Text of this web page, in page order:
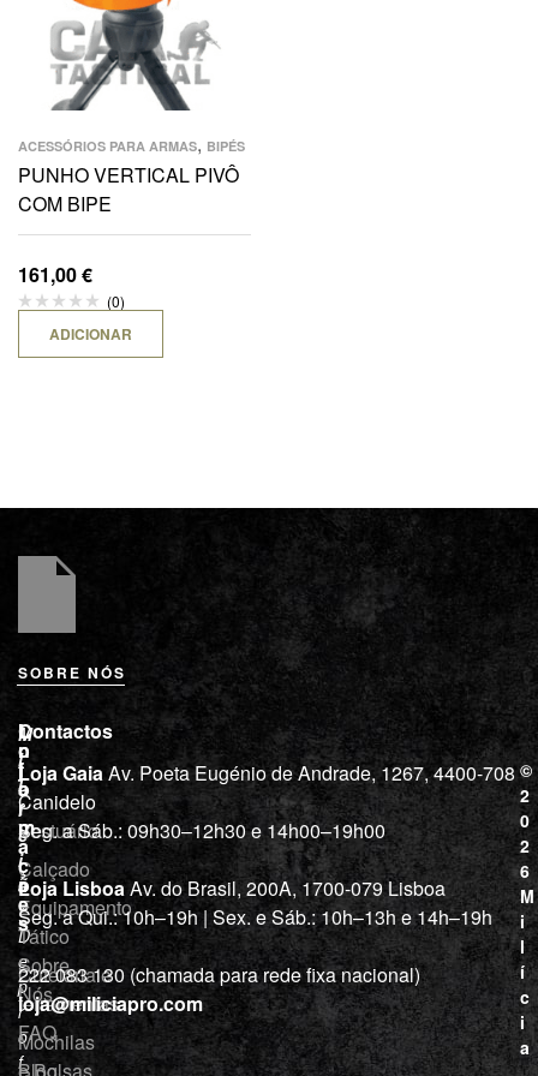
ACESSÓRIOS PARA ARMAS, BIPÉS
PUNHO VERTICAL PIVÔ
COM BIPE
161,00€
(0)
ADICIONAR
SOBRE NÓS
M
i
l
í
c
i
a
“
D
e
p
r
o
f
L
o
j
a
Vestuário
Calçado
Equipamento
Tático
Cutelaria e
ferramentas
Mochilas
I
n
f
o
r
m
a
ç
õ
e
s
Sobre
Nós
FAQ
Contactos
Loja GaiaAv. Poeta Eugénio de Andrade, 1267, 4400-708
Canidelo
Seg. a Sáb.: 09h30–12h30 e 14h00–19h00
Loja LisboaAv. do Brasil, 200A, 1700-079 Lisboa
Seg. a Qui.: 10h–19h | Sex. e Sáb.: 10h–13h e 14h–19h
222 083 130 (chamada para rede fixa nacional)
loja@miliciapro.com
©
2
0
2
6
M
i
l
í
c
i
a